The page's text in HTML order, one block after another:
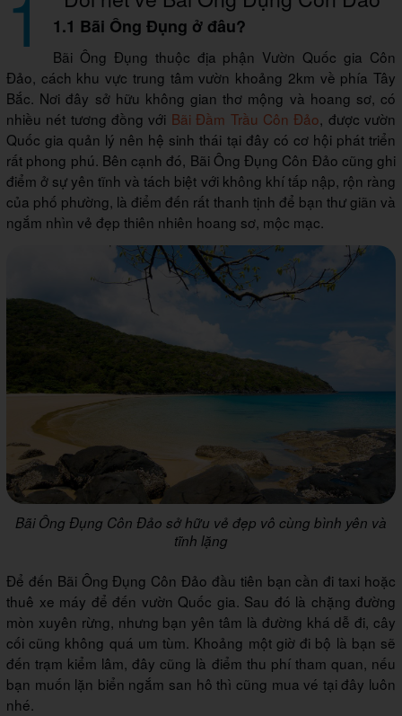
1.1 Bãi Ông Đụng ở đâu?
Bãi Ông Đụng thuộc địa phận Vườn Quốc gia Côn
Đảo, cách khu vực trung tâm vườn khoảng 2km về phía Tây
Bắc. Nơi đây sở hữu không gian thơ mộng và hoang sơ, có
nhiều nét tương đồng với Bãi Đầm Trầu Côn Đảo, được vườn
Quốc gia quản lý nên hệ sinh thái tại đây có cơ hội phát triển
rất phong phú. Bên cạnh đó, Bãi Ông Đụng Côn Đảo cũng ghi
điểm ở sự yên tĩnh và tách biệt với không khí tấp nập, rộn ràng
của phố phường, là điểm đến rất thanh tịnh để bạn thư giãn và
ngắm nhìn vẻ đẹp thiên nhiên hoang sơ, mộc mạc.
Bãi Ông Đụng Côn Đảo sở hữu vẻ đẹp vô cùng bình yên và
tĩnh lặng
Để đến Bãi Ông Đụng Côn Đảo đầu tiên bạn cần đi taxi hoặc
thuê xe máy để đến vườn Quốc gia. Sau đó là chặng đường
mòn xuyên rừng, nhưng bạn yên tâm là đường khá dễ đi, cây
cối cũng không quá um tùm. Khoảng một giờ đi bộ là bạn sẽ
đến trạm kiểm lâm, đây cũng là điểm thu phí tham quan, nếu
bạn muốn lặn biển ngắm san hô thì cũng mua vé tại đây luôn
nhé.